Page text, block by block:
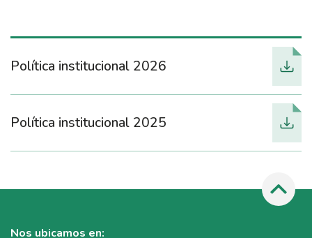
Política institucional 2026
Política institucional 2025
Nos ubicamos en: